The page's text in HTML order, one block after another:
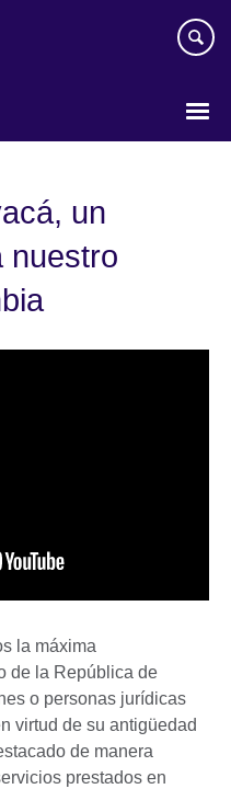
un
nuestro
la máxima
de la República de
o personas jurídicas
virtud de su antigüedad
de manera
prestados en